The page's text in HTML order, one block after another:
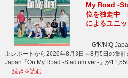
My Road -
位を独走中
によるユニ
GfK/NIQ
上レポートから2026年8月3日～8月5日の集
Japan「On My Road -Stadium ver.-」が
… 続きを読む